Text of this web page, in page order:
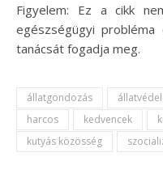
Figyelem: Ez a cikk
egészségügyi
tanácsát fogadja meg.
állatgondozás
harcos
kedvencek
kutyás közösség